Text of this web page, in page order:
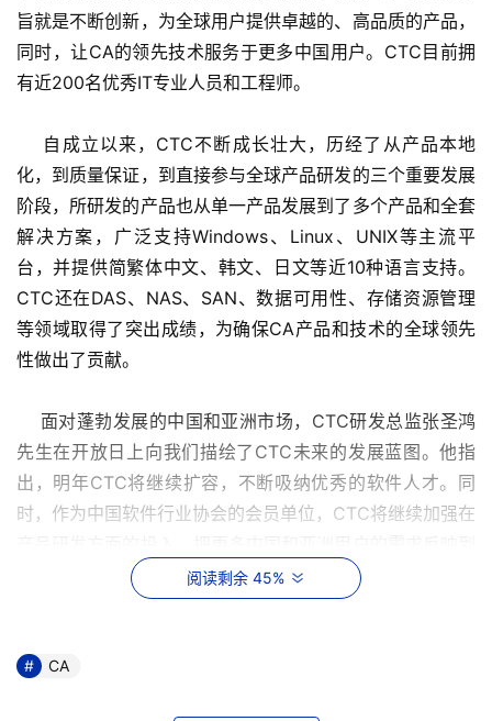
旨就是不断创新，为全球用户提供卓越的、高品质的产品，
同时，让CA的领先技术服务于更多中国用户。CTC目前拥
有近200名优秀IT专业人员和工程师。
自成立以来，CTC不断成长壮大，历经了从产品本地
化，到质量保证，到直接参与全球产品研发的三个重要发展
阶段，所研发的产品也从单一产品发展到了多个产品和全套
解决方案，广泛支持Windows、Linux、UNIX等主流平
台，并提供简繁体中文、韩文、日文等近10种语言支持。
CTC还在DAS、NAS、SAN、数据可用性、存储资源管理
等领域取得了突出成绩，为确保CA产品和技术的全球领先
性做出了贡献。
面对蓬勃发展的中国和亚洲市场，CTC研发总监张圣鸿
先生在开放日上向我们描绘了CTC未来的发展蓝图。他指
出，明年CTC将继续扩容，不断吸纳优秀的软件人才。同
时，作为中国软件行业协会的会员单位，CTC将继续加强在
CA最新版本的产品中，并进一步加强其在技术支持方面的
服务，以使更多国内用户受益于CA领先的技术。
CTC研发总监张圣鸿先生表示：“近年来CTC的不断发展
阅读剩余 45%
CA